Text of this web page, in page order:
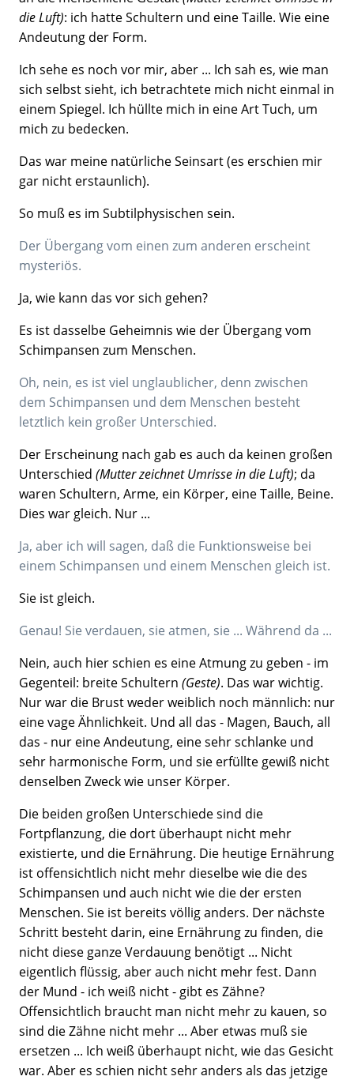
die Luft): ich hatte Schultern und eine Taille. Wie eine
Andeutung der Form.
Ich sehe es noch vor mir, aber ... Ich sah es, wie man
sich selbst sieht, ich betrachtete mich nicht einmal in
einem Spiegel. Ich hüllte mich in eine Art Tuch, um
mich zu bedecken.
Das war meine natürliche Seinsart (es erschien mir
gar nicht erstaunlich).
So muß es im Subtilphysischen sein.
Der Übergang vom einen zum anderen erscheint
mysteriös.
Ja, wie kann das vor sich gehen?
Es ist dasselbe Geheimnis wie der Übergang vom
Schimpansen zum Menschen.
Oh, nein, es ist viel unglaublicher, denn zwischen
dem Schimpansen und dem Menschen besteht
letztlich kein großer Unterschied.
Der Erscheinung nach gab es auch da keinen großen
Unterschied (Mutter zeichnet Umrisse in die Luft); da
waren Schultern, Arme, ein Körper, eine Taille, Beine.
Dies war gleich. Nur ...
Ja, aber ich will sagen, daß die Funktionsweise bei
einem Schimpansen und einem Menschen gleich ist.
Sie ist gleich.
Genau! Sie verdauen, sie atmen, sie ... Während da ...
Nein, auch hier schien es eine Atmung zu geben - im
Gegenteil: breite Schultern (Geste). Das war wichtig.
Nur war die Brust weder weiblich noch männlich: nur
eine vage Ähnlichkeit. Und all das - Magen, Bauch, all
das - nur eine Andeutung, eine sehr schlanke und
sehr harmonische Form, und sie erfüllte gewiß nicht
denselben Zweck wie unser Körper.
Die beiden großen Unterschiede sind die
Fortpflanzung, die dort überhaupt nicht mehr
existierte, und die Ernährung. Die heutige Ernährung
ist offensichtlich nicht mehr dieselbe wie die des
Schimpansen und auch nicht wie die der ersten
Menschen. Sie ist bereits völlig anders. Der nächste
Schritt besteht darin, eine Ernährung zu finden, die
nicht diese ganze Verdauung benötigt ... Nicht
eigentlich flüssig, aber auch nicht mehr fest. Dann
der Mund - ich weiß nicht - gibt es Zähne?
Offensichtlich braucht man nicht mehr zu kauen, so
sind die Zähne nicht mehr ... Aber etwas muß sie
ersetzen ... Ich weiß überhaupt nicht, wie das Gesicht
war. Aber es schien nicht sehr anders als das jetzige